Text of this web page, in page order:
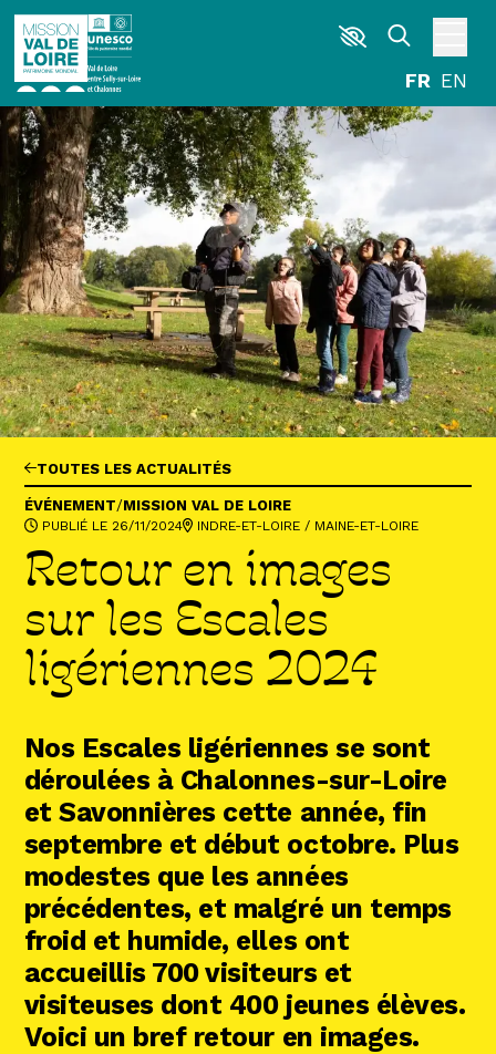
Aller au contenu principal
TOUTES LES ACTUALITÉS
ÉVÉNEMENT/MISSION VAL DE LOIRE
PUBLIÉ LE 26/11/2024 INDRE-ET-LOIRE/ MAINE-ET-LOIRE
Retour en images
sur les Escales
ligériennes 2024
Nos Escales ligériennes se sont
déroulées à Chalonnes-sur-Loire
et Savonnières cette année, fin
septembre et début octobre. Plus
modestes que les années
précédentes, et malgré un temps
froid et humide, elles ont
accueillis 700 visiteurs et
visiteuses dont 400 jeunes élèves.
Voici un bref retour en images.
DÉCOUVRIR
EXPLORER
ARPENTER
HABITER
AGENDA
ACTUALITÉS
RESSOURCES
ICONOTHÈQUE
LA MISSION VAL DE LOIRE
G
Le journal le plus lu les pieds dans l'eau.
Abonnez-vous !
N
Les dernières nouvelles du Val de Loire
patrimoine mondial délivrées directement
dans votre boîte mail.